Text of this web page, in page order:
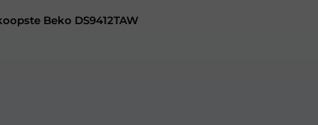
Beko DS9412TAW